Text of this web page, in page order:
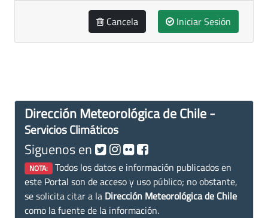
Cancela Iniciar Sesión
Dirección Meteorológica de Chile -
Servicios Climáticos
Siguenos en
NOTA: Todos los datos e información publicados en
este Portal son de acceso y uso público; no obstante,
se solicita citar a la Dirección Meteorológica de Chile
como la fuente de la información.